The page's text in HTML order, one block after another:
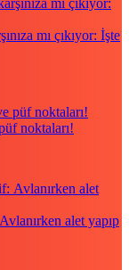
mı çıkıyor: İşte
noktaları!
alet yapıp